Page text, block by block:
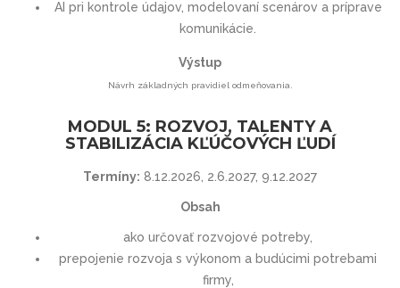
AI pri kontrole údajov, modelovaní scenárov a príprave
komunikácie.
Výstup
Návrh základných pravidiel odmeňovania.
MODUL 5: ROZVOJ, TALENTY A
STABILIZÁCIA KĽÚČOVÝCH ĽUDÍ
Termíny: 8.12.2026, 2.6.2027, 9.12.2027
Obsah
ako určovať rozvojové potreby,
prepojenie rozvoja s výkonom a budúcimi potrebami
firmy,